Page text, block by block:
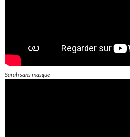
Sarah sans masque